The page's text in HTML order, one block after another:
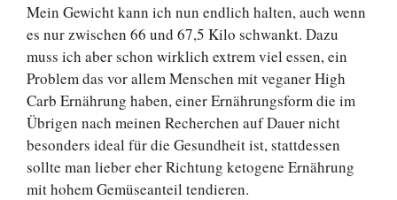
Mein Gewicht kann ich nun endlich halten, auch wenn
es nur zwischen 66 und 67,5 Kilo schwankt. Dazu
muss ich aber schon wirklich extrem viel essen, ein
Problem das vor allem Menschen mit veganer High
Carb Ernährung haben, einer Ernährungsform die im
Übrigen nach meinen Recherchen auf Dauer nicht
besonders ideal für die Gesundheit ist, stattdessen
sollte man lieber eher Richtung ketogene Ernährung
mit hohem Gemüseanteil tendieren.